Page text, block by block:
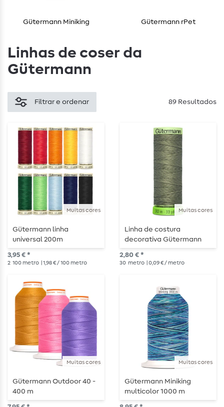
Gütermann Miniking Gütermann rPet
Linhas de coser da
Gütermann
Filtrar e ordenar 89 Resultados
Muitas cores
Gütermann linha
universal 200m
3,95 € *
2 100 metro | 1,98 € / 100 metro
Muitas cores
Linha de costura
decorativa Gütermann
rPET 30m
2,80 € *
30 metro | 0,09 € / metro
Muitas cores
Gütermann Outdoor 40 -
400 m
Muitas cores
Gütermann Miniking
multicolor 1000 m